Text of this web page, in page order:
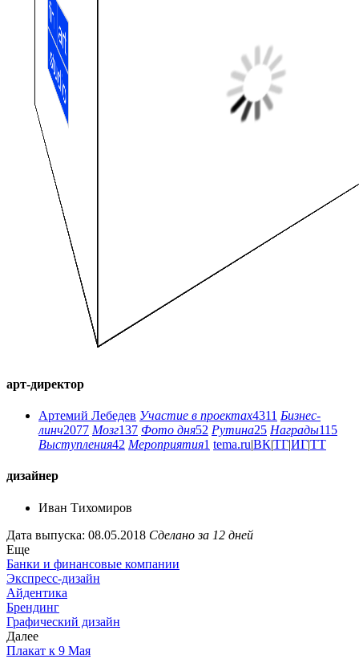
арт-директор
Артемий Лебедев Участие в проектах4311 Бизнес-
линч2077 Мозг137 Фото дня52 Рутина25 Награды115
Выступления42 Мероприятия1 tema.ru|ВК|ТГ|ИГ|ТТ
дизайнер
Иван Тихомиров
Дата выпуска: 08.05.2018 Сделано за 12 дней
Еще
Банки и финансовые компании
Экспресс-дизайн
Айдентика
Брендинг
Графический дизайн
Далее
Плакат к 9 Мая